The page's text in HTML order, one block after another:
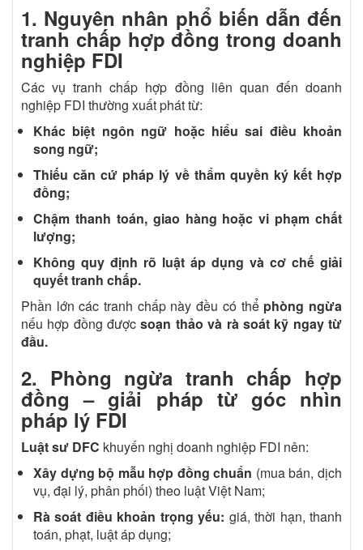
1. Nguyên nhân phổ biến dẫn đến
tranh chấp hợp đồng trong doanh
nghiệp FDI
Các vụ tranh chấp hợp đồng liên quan đến doanh
nghiệp FDI thường xuất phát từ:
Khác biệt ngôn ngữ hoặc hiểu sai điều khoản
song ngữ;
Thiếu căn cứ pháp lý về thẩm quyền ký kết hợp
đồng;
Chậm thanh toán, giao hàng hoặc vi phạm chất
lượng;
Không quy định rõ luật áp dụng và cơ chế giải
quyết tranh chấp.
Phần lớn các tranh chấp này đều có thể phòng ngừa
nếu hợp đồng đượcsoạn thảo và rà soát kỹ ngay từ
đầu.
2. Phòng ngừa tranh chấp hợp
đồng – giải pháp từ góc nhìn
pháp lý FDI
Luật sư DFC khuyến nghị doanh nghiệp FDI nên:
Xây dựng bộ mẫu hợp đồng chuẩn (mua bán, dịch
vụ, đại lý, phân phối) theo luật Việt Nam;
Rà soát điều khoản trọng yếu: giá, thời hạn, thanh
toán, phạt, luật áp dụng;